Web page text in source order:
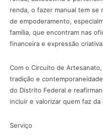
renda, o fazer manual tem se
de empoderamento,
família, que encontram nas
financeira e expressão
Com o Circuito de
tradição e
do Distrito Federal e
incluir e valorizar quem faz
Serviço